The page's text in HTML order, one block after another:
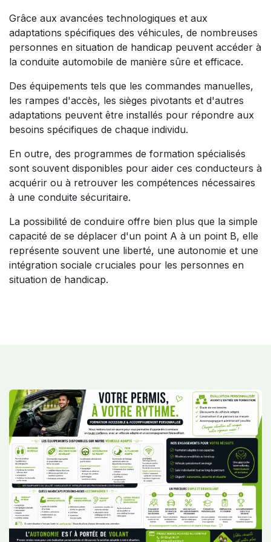
Grâce aux avancées technologiques et aux
adaptations spécifiques des véhicules, de nombreuses
personnes en situation de handicap peuvent accéder à
la conduite automobile de manière sûre et efficace.
Des équipements tels que les commandes manuelles,
les rampes d'accès, les sièges pivotants et d'autres
adaptations peuvent être installés pour répondre aux
besoins spécifiques de chaque individu.
En outre, des programmes de formation spécialisés
sont souvent disponibles pour aider ces conducteurs à
acquérir ou à retrouver les compétences nécessaires
à une conduite sécuritaire.
La possibilité de conduire offre bien plus que la simple
capacité de se déplacer d'un point A à un point B, elle
représente souvent une liberté, une autonomie et une
intégration sociale cruciales pour les personnes en
situation de handicap.